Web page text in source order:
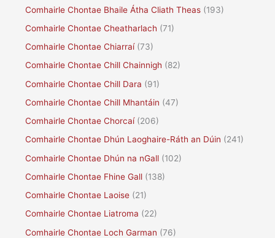
Comhairle Chontae Bhaile Átha Cliath Theas (193)
Comhairle Chontae Cheatharlach (71)
Comhairle Chontae Chiarraí(73)
Comhairle Chontae Chill Chainnigh (82)
Comhairle Chontae Chill Dara (91)
Comhairle Chontae Chill Mhantáin (47)
Comhairle Chontae Chorcaí(206)
Comhairle Chontae Dhún Laoghaire-Ráth an Dúin (241)
Comhairle Chontae Dhún na nGall (102)
Comhairle Chontae Fhine Gall (138)
Comhairle Chontae Laoise (21)
Comhairle Chontae Liatroma (22)
Comhairle Chontae Loch Garman (76)